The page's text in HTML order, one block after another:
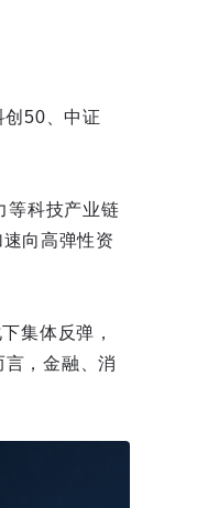
50、中证
等科技产业链
向高弹性资
集体反弹，
，金融、消